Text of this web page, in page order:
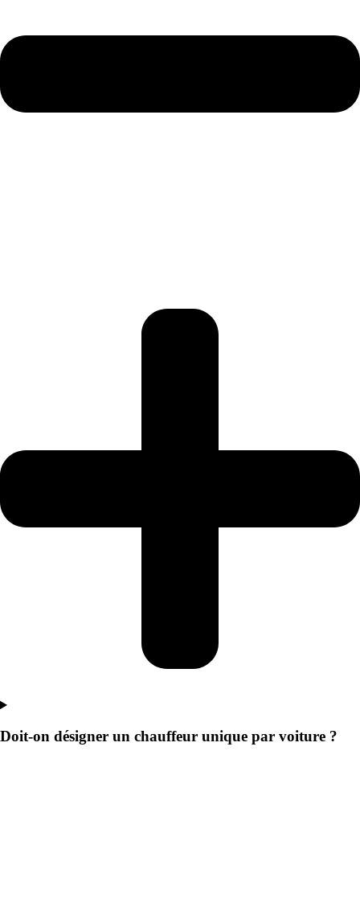
Doit-on désigner un chauffeur unique par voiture ?